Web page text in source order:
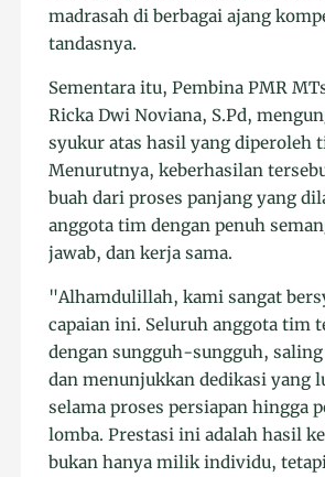
madrasah di berbagai ajang
tandasnya.
Sementara itu, Pembina PMR
Ricka Dwi Noviana, S.Pd,
syukur atas hasil yang diperoleh
Menurutnya, keberhasilan
buah dari proses panjang yang
anggota tim dengan penuh
jawab, dan kerja sama.
"Alhamdulillah, kami sangat
capaian ini. Seluruh anggota tim
dengan sungguh-sungguh,
dan menunjukkan dedikasi yang
selama proses persiapan hingga
lomba. Prestasi ini adalah hasil
bukan hanya milik individu,